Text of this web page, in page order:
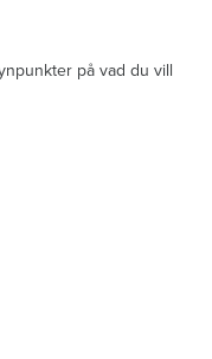
på vad du vill